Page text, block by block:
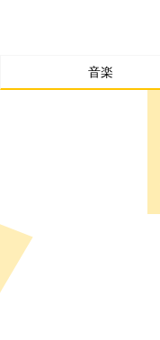
音楽